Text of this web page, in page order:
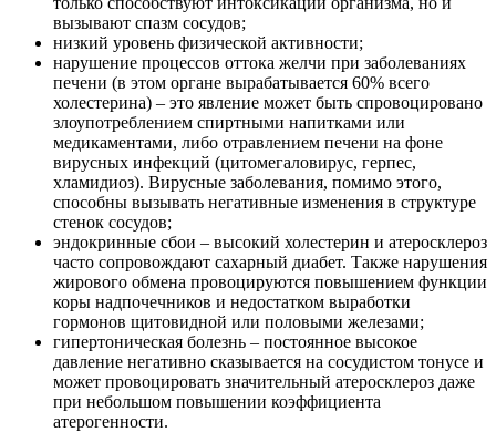
вызывают спазм сосудов;
низкий уровень физической активности;
нарушение процессов оттока желчи при заболеваниях
печени (в этом органе вырабатывается 60% всего
холестерина) – это явление может быть спровоцировано
злоупотреблением спиртными напитками или
медикаментами, либо отравлением печени на фоне
вирусных инфекций (цитомегаловирус, герпес,
хламидиоз). Вирусные заболевания, помимо этого,
способны вызывать негативные изменения в структуре
стенок сосудов;
эндокринные сбои – высокий холестерин и атеросклероз
часто сопровождают сахарный диабет. Также нарушения
жирового обмена провоцируются повышением функции
коры надпочечников и недостатком выработки
гормонов щитовидной или половыми железами;
гипертоническая болезнь – постоянное высокое
давление негативно сказывается на сосудистом тонусе и
может провоцировать значительный атеросклероз даже
при небольшом повышении коэффициента
атерогенности.